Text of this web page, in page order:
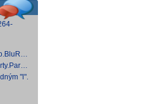
"l".